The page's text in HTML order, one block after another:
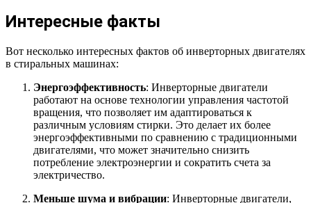
Интересные факты
Вот несколько интересных фактов об инверторных двигателях
в стиральных машинах:
Энергоэффективность: Инверторные двигатели
работают на основе технологии управления частотой
вращения, что позволяет им адаптироваться к
различным условиям стирки. Это делает их более
энергоэффективными по сравнению с традиционными
двигателями, что может значительно снизить
потребление электроэнергии и сократить счета за
электричество.
Меньше шума и вибрации: Инверторные двигатели,